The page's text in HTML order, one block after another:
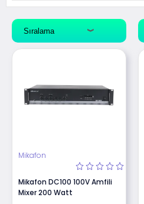
Mikafon
Mikafon DC100 100V Amfili
Mixer 200 Watt